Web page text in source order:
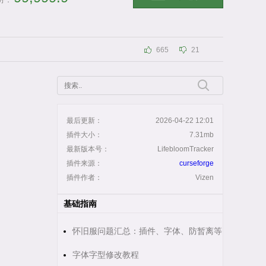
665 21
最后更新：
2026-04-22 12:01
插件大小：
7.31mb
最新版本号：
LifebloomTracker
插件来源：
curseforge
插件作者：
Vizen
基础指南
怀旧服问题汇总：插件、字体、防暂离等
字体字型修改教程